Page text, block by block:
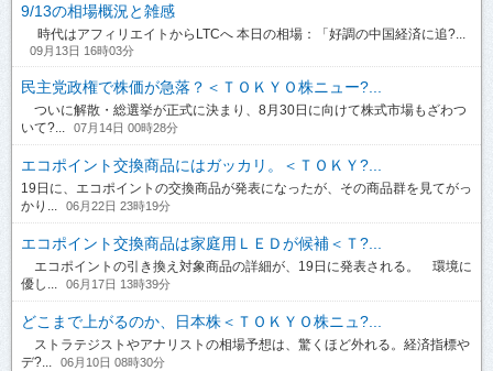
9/13の相場概況と雑感
時代はアフィリエイトからLTCへ 本日の相場：「好調の中国経済に追?...
09月13日 16時03分
民主党政権で株価が急落？＜ＴＯＫＹＯ株ニュー?...
ついに解散・総選挙が正式に決まり、8月30日に向けて株式市場もざわつ
いて?...
07月14日 00時28分
エコポイント交換商品にはガッカリ。＜ＴＯＫＹ?...
19日に、エコポイントの交換商品が発表になったが、その商品群を見てがっ
かり...
06月22日 23時19分
エコポイント交換商品は家庭用ＬＥＤが候補＜Ｔ?...
エコポイントの引き換え対象商品の詳細が、19日に発表される。 環境に
優し...
06月17日 13時39分
どこまで上がるのか、日本株＜ＴＯＫＹＯ株ニュ?...
ストラテジストやアナリストの相場予想は、驚くほど外れる。経済指標や
デ?...
06月10日 08時30分